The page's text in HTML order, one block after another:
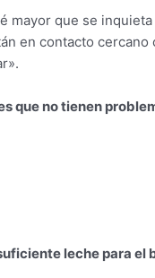
mayor que se
en contacto
que no tienen
leche para el